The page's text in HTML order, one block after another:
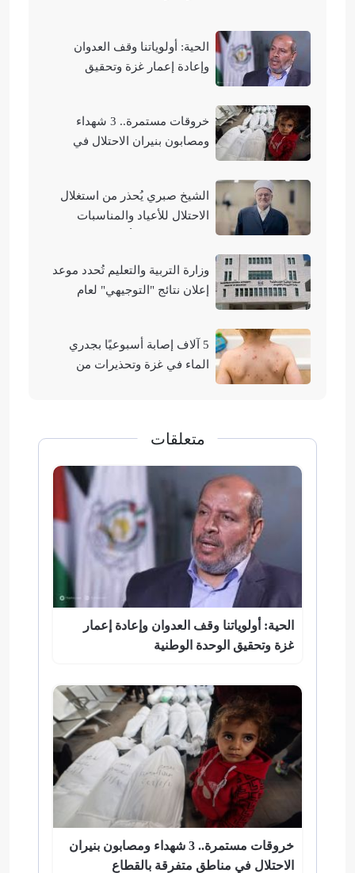
الحية: أولوياتنا وقف العدوان
وإعادة إعمار غزة وتحقيق
خروقات مستمرة.. 3 شهداء
ومصابون بنيران الاحتلال في
الشيخ صبري يُحذر من استغلال
الاحتلال للأعياد والمناسبات
وزارة التربية والتعليم تُحدد موعد
إعلان نتائج "التوجيهي" لعام
5 آلاف إصابة أسبوعيًا بجدري
الماء في غزة وتحذيرات من
متعلقات
الحية: أولوياتنا وقف العدوان وإعادة إعمار
غزة وتحقيق الوحدة الوطنية
خروقات مستمرة.. 3 شهداء ومصابون بنيران
الاحتلال في مناطق متفرقة بالقطاع